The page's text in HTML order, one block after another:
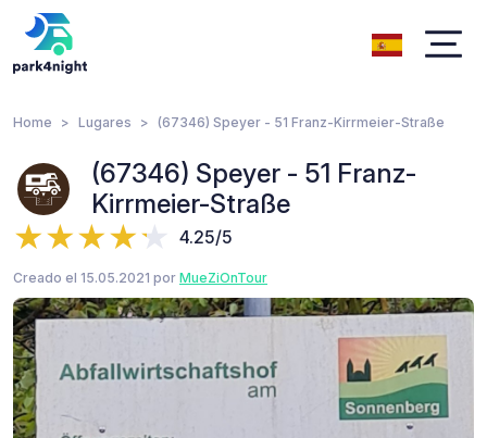
Home Lugares (67346) Speyer - 51 Franz-Kirrmeier-Straße
(67346) Speyer - 51 Franz-
Kirrmeier-Straße
4.25/5
Creado el 15.05.2021 por MueZiOnTour